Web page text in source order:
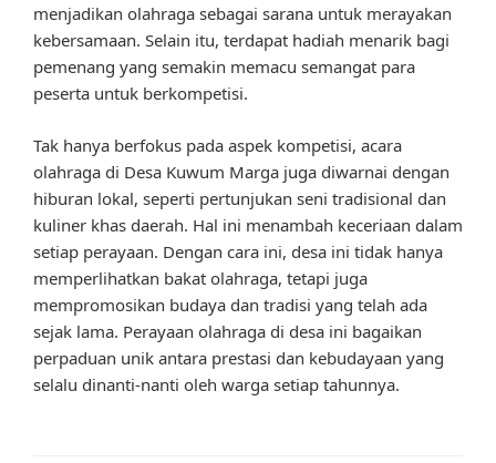
menjadikan olahraga sebagai sarana untuk merayakan
kebersamaan. Selain itu, terdapat hadiah menarik bagi
pemenang yang semakin memacu semangat para
peserta untuk berkompetisi.
Tak hanya berfokus pada aspek kompetisi, acara
olahraga di Desa Kuwum Marga juga diwarnai dengan
hiburan lokal, seperti pertunjukan seni tradisional dan
kuliner khas daerah. Hal ini menambah keceriaan dalam
setiap perayaan. Dengan cara ini, desa ini tidak hanya
memperlihatkan bakat olahraga, tetapi juga
mempromosikan budaya dan tradisi yang telah ada
sejak lama. Perayaan olahraga di desa ini bagaikan
perpaduan unik antara prestasi dan kebudayaan yang
selalu dinanti-nanti oleh warga setiap tahunnya.